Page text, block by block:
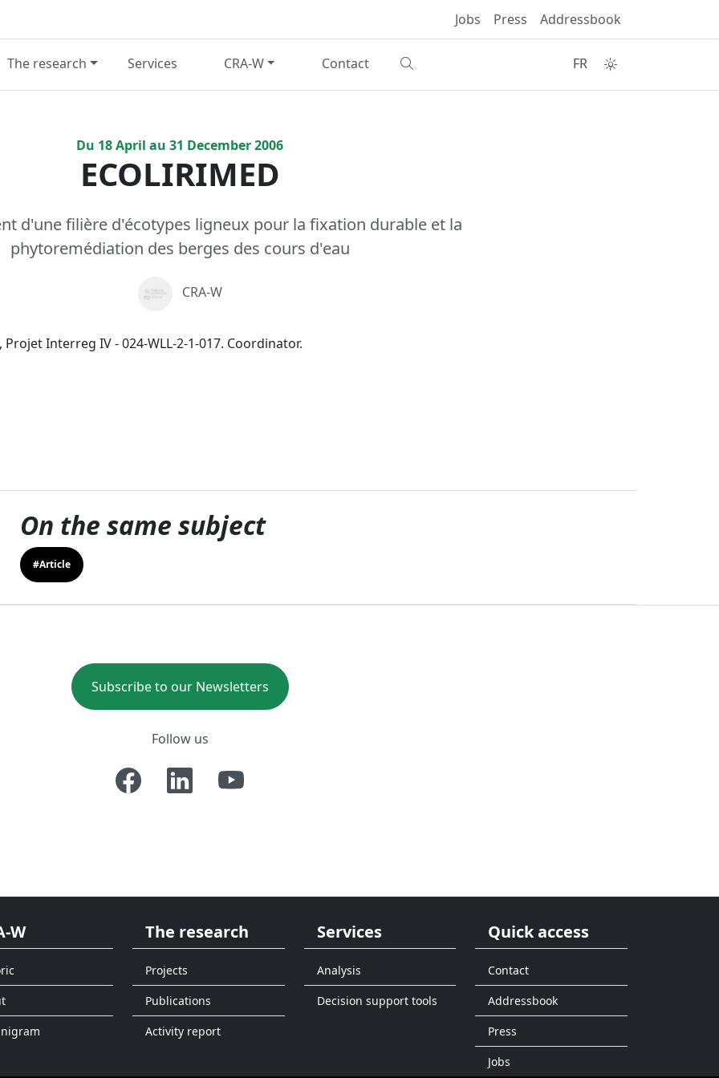
Jobs Press Addressbook
The research Services CRA-W Contact FR
Du 18April au 31 December2006
ECOLIRIMED
d'une filière d'écotypes ligneux pour la fixation durable et la
phytoremédiation des berges des cours d'eau
CRA-W
Projet Interreg IV - 024-WLL-2-1-017. Coordinator.
On the same subject
#Article
Subscribe to our Newsletters
Follow us
W The research
Projects
Publications
Activity report
Services
Analysis
Decision support tools
Quick access
Contact
Addressbook
Press
Jobs